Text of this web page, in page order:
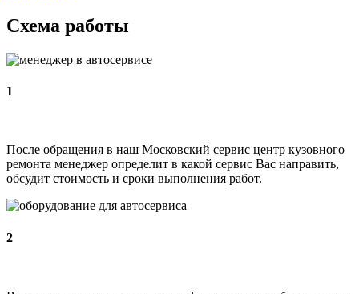
Схема работы
1
После обращения в наш Московский сервис центр кузовного
ремонта менеджер определит в какой сервис Вас направить,
обсудит стоимость и сроки выполнения работ.
2